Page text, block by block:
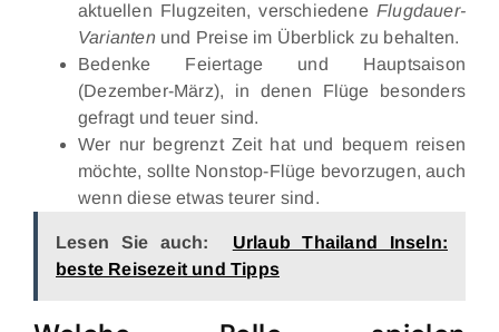
aktuellen Flugzeiten, verschiedene Flugdauer-
Varianten und Preise im Überblick zu behalten.
Bedenke Feiertage und Hauptsaison
(Dezember-März), in denen Flüge besonders
gefragt und teuer sind.
Wer nur begrenzt Zeit hat und bequem reisen
möchte, sollte Nonstop-Flüge bevorzugen, auch
wenn diese etwas teurer sind.
Lesen Sie auch:
Urlaub Thailand Inseln:
beste Reisezeit und Tipps